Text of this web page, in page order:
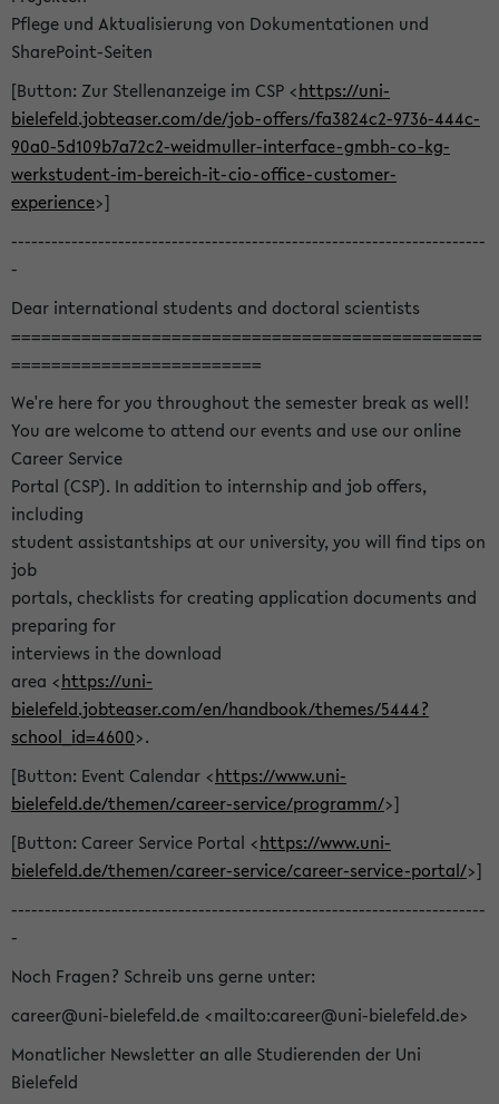
Pflege und Aktualisierung von Dokumentationen und
SharePoint-Seiten
[Button: Zur Stellenanzeige im CSP <https://uni-
bielefeld.jobteaser.com/de/job-offers/fa3824c2-9736-444c-
90a0-5d109b7a72c2-weidmuller-interface-gmbh-co-kg-
werkstudent-im-bereich-it-cio-office-customer-
experience>]
-----------------------------------------------------------------------
-
Dear international students and doctoral scientists
===============================================
=========================
We're here for you throughout the semester break as well!
You are welcome to attend our events and use our online
Career Service
Portal (CSP). In addition to internship and job offers,
including
student assistantships at our university, you will find tips on
job
portals, checklists for creating application documents and
preparing for
interviews in the download
area <https://uni-
bielefeld.jobteaser.com/en/handbook/themes/5444?
school_id=4600>.
[Button: Event Calendar <https://www.uni-
bielefeld.de/themen/career-service/programm/>]
[Button: Career Service Portal <https://www.uni-
bielefeld.de/themen/career-service/career-service-portal/>]
-----------------------------------------------------------------------
-
Noch Fragen? Schreib uns gerne unter:
career@uni-bielefeld.de <mailto:career@uni-bielefeld.de>
Monatlicher Newsletter an alle Studierenden der Uni
Bielefeld